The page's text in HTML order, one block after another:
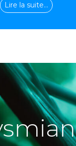
Lire la suite…